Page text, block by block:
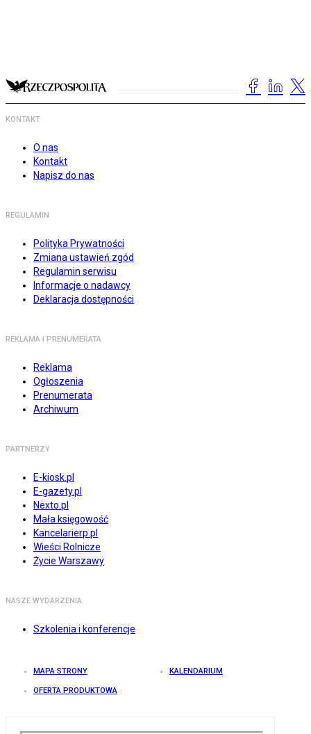
KONTAKT
O nas
Kontakt
Napisz do nas
REGULAMIN
Polityka Prywatności
Zmiana ustawień zgód
Regulamin serwisu
Informacje o nadawcy
Deklaracja dostępności
REKLAMA I PRENUMERATA
Reklama
Ogłoszenia
Prenumerata
Archiwum
PARTNERZY
E-kiosk.pl
E-gazety.pl
Nexto.pl
Mała księgowość
Kancelarierp.pl
Wieści Rolnicze
Życie Warszawy
NASZE WYDARZENIA
Szkolenia i konferencje
MAPA STRONY KALENDARIUM
OFERTA PRODUKTOWA